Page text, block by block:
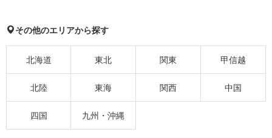
その他のエリアから探す
北海道 東北 関東 甲信越
北陸 東海 関西 中国
四国 九州・沖縄